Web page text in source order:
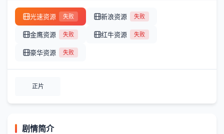
光速资源 失败 新浪资源 失败
金鹰资源 失败 红牛资源 失败
豪华资源 失败
正片
剧情简介